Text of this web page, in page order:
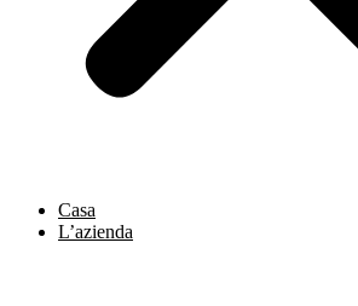
Casa
L’azienda